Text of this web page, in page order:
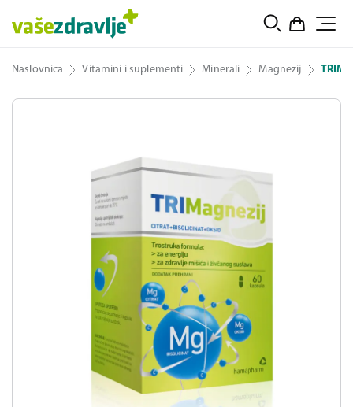
Naslovnica Vitamini i suplementi Minerali Magnezij